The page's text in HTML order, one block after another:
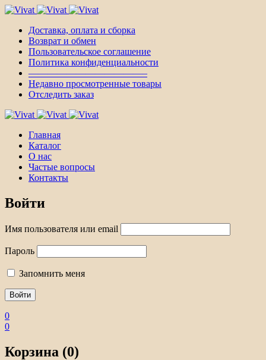
Доставка, оплата и сборка
Возврат и обмен
Пользовательское соглашение
Политика конфиденциальности
————————————–
Недавно просмотренные товары
Отследить заказ
Главная
Каталог
О нас
Частые вопросы
Контакты
Войти
Имя пользователя или email
Пароль
Запомнить меня
0
0
Корзина (0)